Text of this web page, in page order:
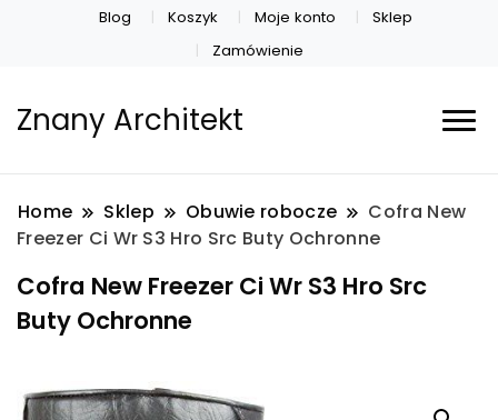
Blog Koszyk Moje konto
Sklep
Zamówienie
Znany Architekt
Home Sklep Obuwie robocze
Cofra New
Freezer Ci Wr S3 Hro Src Buty Ochronne
Cofra New Freezer Ci Wr S3 Hro Src
Buty Ochronne